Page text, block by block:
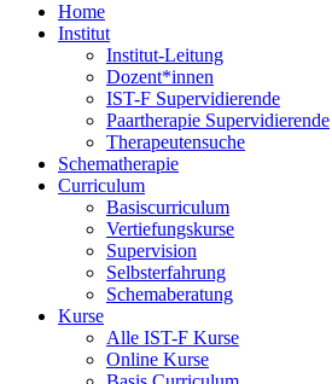
Home
Institut
Institut-Leitung
Dozent*innen
IST-F Supervidierende
Paartherapie Supervidierende
Therapeutensuche
Schematherapie
Curriculum
Basiscurriculum
Vertiefungskurse
Supervision
Selbsterfahrung
Schemaberatung
Kurse
Alle IST-F Kurse
Online Kurse